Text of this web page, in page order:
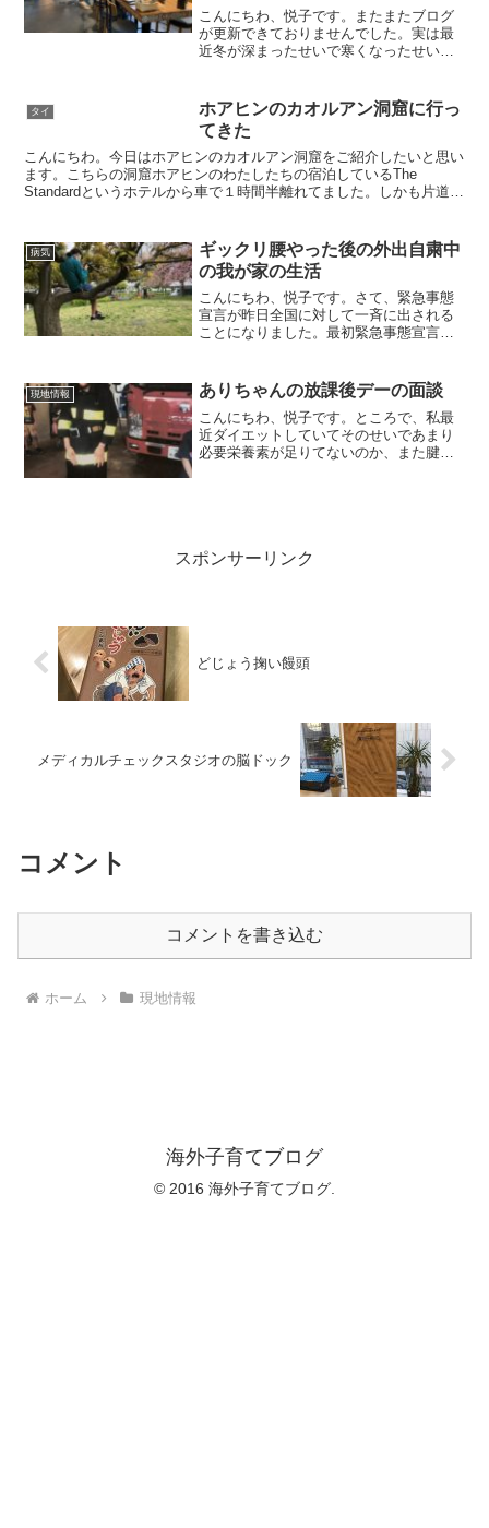
こんにちわ、悦子です。またまたブログ
が更新できておりませんでした。実は最
近冬が深まったせいで寒くなったせいか
節がうまく足にハマってないらしい。こ
れも年のせいかもしれませ...
タイ
ホアヒンのカオルアン洞窟に行っ
てきた
こんにちわ。今日はホアヒンのカオルアン洞窟をご紹介したいと思い
ます。こちらの洞窟ホアヒンのわたしたちの宿泊しているThe
Standardというホテルから車で１時間半離れてました。しかも片道６
病気
ギックリ腰やった後の外出自粛中
の我が家の生活
こんにちわ、悦子です。さて、緊急事態
宣言が昨日全国に対して一斉に出される
ことになりました。最初緊急事態宣言
城県にパチンコに行く人が出て来たりと
か普通の人間の思考では考え...
現地情報 ありちゃんの放課後デーの面談
こんにちわ、悦子です。ところで、私最
近ダイエットしていてそのせいであまり
必要栄養素が足りてないのか、また腱鞘
スポンサーリンク
どじょう掬い饅頭
メディカルチェックスタジオの脳ドック
コメント
コメントを書き込む
ホーム 現地情報
海外子育てブログ
© 2016 海外子育てブログ.